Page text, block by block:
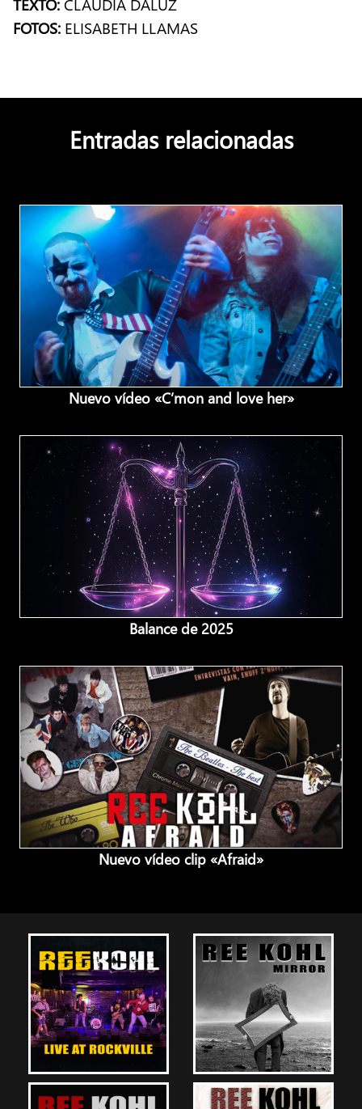
TEXTO: CLAUDIA DALUZ
FOTOS: ELISABETH LLAMAS
Entradas relacionadas
Nuevo vídeo «C’mon and love her»
Balance de 2025
Nuevo vídeo clip «Afraid»